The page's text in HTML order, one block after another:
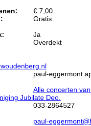
€ 7,00
Gratis
Ja
Overdekt
paul-eggermont
Alle concerten
Jubilate Deo.
033-2864527
paul-